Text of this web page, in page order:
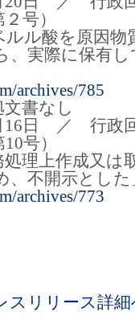
号）
ルル酸を原因
、実際に保有
archives/785
書なし
16日 ／ 行政
号）
処理上作成又
、不開示とした
archives/773
スリリース詳